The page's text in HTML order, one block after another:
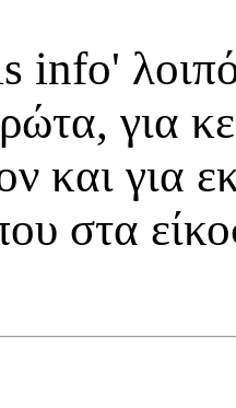
για
και για
στα